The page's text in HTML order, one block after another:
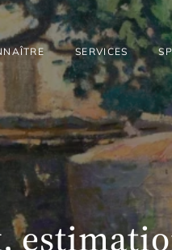
SERVICES